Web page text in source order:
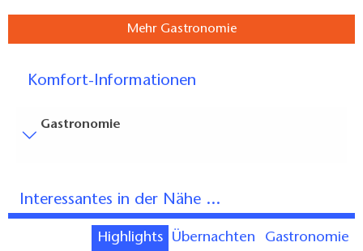
Mehr Gastronomie
Komfort-Informationen
Gastronomie
Entfernung der Besucherparkplätze zum Eingang (in
Meter, ca.): 100
Interessantes in der Nähe ...
Highlights Übernachten Gastronomie